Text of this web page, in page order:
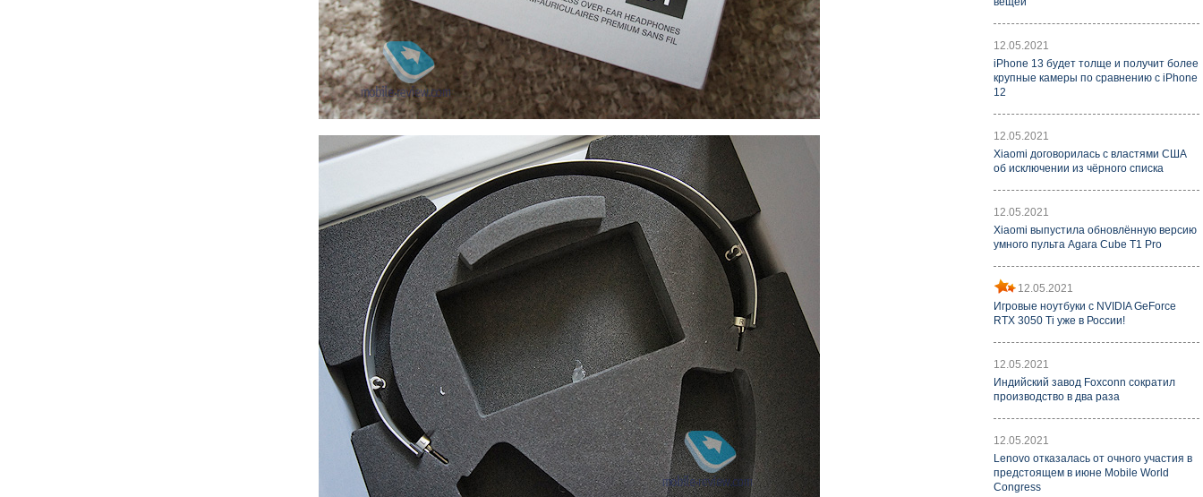
12.05.2021
iPhone 13 будет толще и получит более
крупные камеры по сравнению с iPhone
12
12.05.2021
Xiaomi договорилась с властями США
об исключении из чёрного списка
12.05.2021
Xiaomi выпустила обновлённую версию
умного пульта Agara Cube T1 Pro
12.05.2021
Игровые ноутбуки с NVIDIA GeForce
RTX 3050 Ti уже в России!
12.05.2021
Индийский завод Foxconn сократил
производство в два раза
12.05.2021
Lenovo отказалась от очного участия в
предстоящем в июне Mobile World
Congress